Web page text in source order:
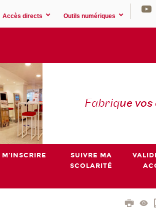
Accès directs Outils numériques
Fabrique
M'INSCRIRE
SUIVRE MA
SCOLARITÉ